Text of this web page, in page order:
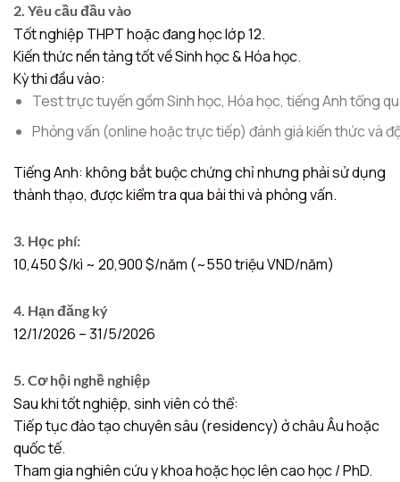
2. Yêu cầu đầu vào
Tốt nghiệp THPT hoặc đang học lớp 12.
Kiến thức nền tảng tốt về Sinh học & Hóa học.
Kỳ thi đầu vào:
Test trực tuyến gồm Sinh học, Hóa học, tiếng Anh tổng
Phỏng vấn (online hoặc trực tiếp) đánh giá kiến thức và
Tiếng Anh: không bắt buộc chứng chỉ nhưng phải sử dụng
thành thạo, được kiểm tra qua bài thi và phỏng vấn.
3. Học phí:
10,450 $/kì ~ 20,900 $/năm (~550 triệu VND/năm)
4. Hạn đăng ký
12/1/2026 – 31/5/2026
5. Cơ hội nghề nghiệp
Sau khi tốt nghiệp, sinh viên có thể:
Tiếp tục đào tạo chuyên sâu (residency) ở châu Âu hoặc
quốc tế.
Tham gia nghiên cứu y khoa hoặc học lên cao học / PhD.